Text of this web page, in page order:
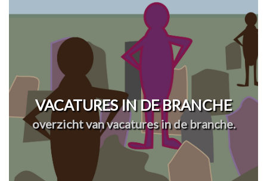
VACATURES IN DE BRANCHE
overzicht van vacatures in de branche.